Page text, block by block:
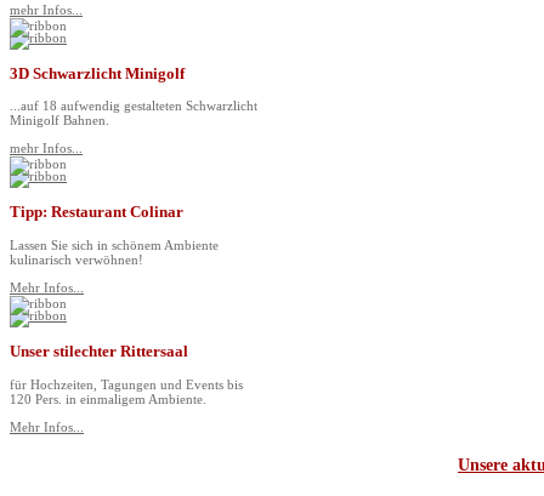
mehr Infos...
3D Schwarzlicht Minigolf
...auf 18 aufwendig gestalteten Schwarzlicht
Minigolf Bahnen.
mehr Infos...
Tipp: Restaurant Colinar
Lassen Sie sich in schönem Ambiente
kulinarisch verwöhnen!
Mehr Infos...
Unser stilechter Rittersaal
für Hochzeiten, Tagungen und Events bis
120 Pers. in einmaligem Ambiente.
Mehr Infos...
Unsere